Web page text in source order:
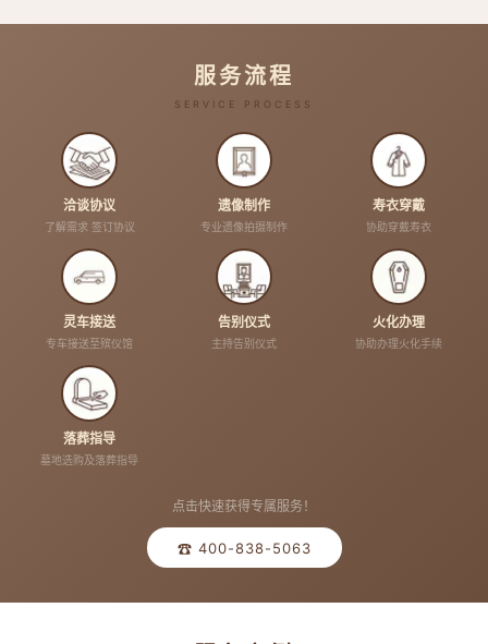
服务流程
SERVICE PROCESS
洽谈协议
了解需求 签订协议
遗像制作
专业遗像拍摄制作
寿衣穿戴
协助穿戴寿衣
灵车接送
专车接送至殡仪馆
告别仪式
主持告别仪式
火化办理
协助办理火化手续
落葬指导
墓地选购及落葬指导
点击快速获得专属服务！
☎ 400-838-5063